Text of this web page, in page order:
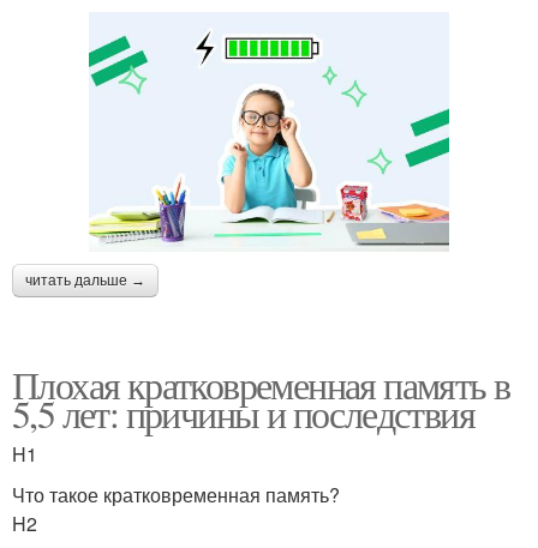
читать дальше →
Плохая кратковременная память в
5,5 лет: причины и последствия
H1
Что такое кратковременная память?
H2